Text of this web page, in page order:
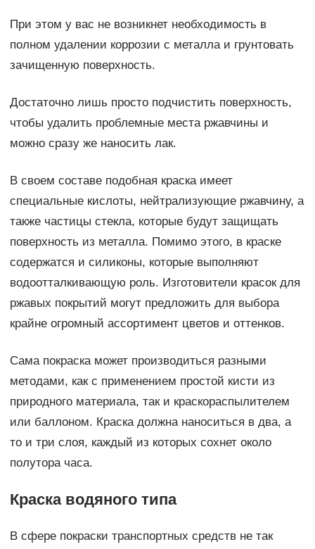
При этом у вас не возникнет необходимость в
полном удалении коррозии с металла и грунтовать
зачищенную поверхность.
Достаточно лишь просто подчистить поверхность,
чтобы удалить проблемные места ржавчины и
можно сразу же наносить лак.
В своем составе подобная краска имеет
специальные кислоты, нейтрализующие ржавчину, а
также частицы стекла, которые будут защищать
поверхность из металла. Помимо этого, в краске
содержатся и силиконы, которые выполняют
водоотталкивающую роль. Изготовители красок для
ржавых покрытий могут предложить для выбора
крайне огромный ассортимент цветов и оттенков.
Сама покраска может производиться разными
методами, как с применением простой кисти из
природного материала, так и краскораспылителем
или баллоном. Краска должна наноситься в два, а
то и три слоя, каждый из которых сохнет около
полутора часа.
Краска водяного типа
В сфере покраски транспортных средств не так